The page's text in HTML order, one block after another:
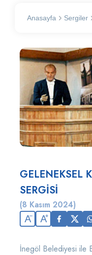
Anasayfa Sergiler
GELENEKSEL
SERGİSİ
(8 Kasım 2024)
A A
İnegöl Belediyesi ile